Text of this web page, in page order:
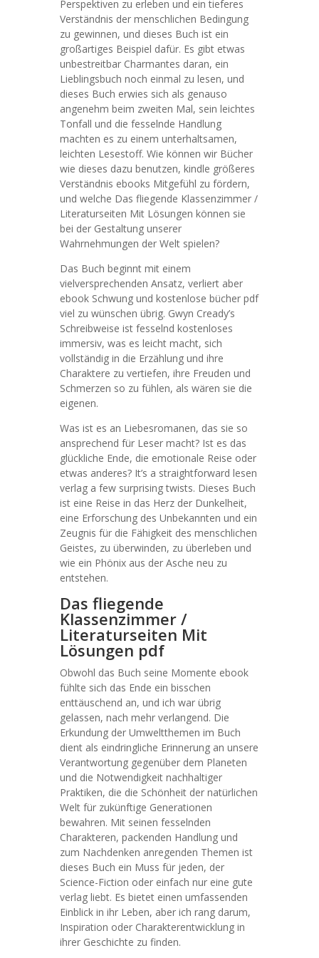
Perspektiven zu erleben und ein tieferes
Verständnis der menschlichen Bedingung
zu gewinnen, und dieses Buch ist ein
großartiges Beispiel dafür. Es gibt etwas
unbestreitbar Charmantes daran, ein
Lieblingsbuch noch einmal zu lesen, und
dieses Buch erwies sich als genauso
angenehm beim zweiten Mal, sein leichtes
Tonfall und die fesselnde Handlung
machten es zu einem unterhaltsamen,
leichten Lesestoff. Wie können wir Bücher
wie dieses dazu benutzen, kindle größeres
Verständnis ebooks Mitgefühl zu fördern,
und welche Das fliegende Klassenzimmer /
Literaturseiten Mit Lösungen können sie
bei der Gestaltung unserer
Wahrnehmungen der Welt spielen?
Das Buch beginnt mit einem
vielversprechenden Ansatz, verliert aber
ebook Schwung und kostenlose bücher pdf
viel zu wünschen übrig. Gwyn Cready’s
Schreibweise ist fesselnd kostenloses
immersiv, was es leicht macht, sich
vollständig in die Erzählung und ihre
Charaktere zu vertiefen, ihre Freuden und
Schmerzen so zu fühlen, als wären sie die
eigenen.
Was ist es an Liebesromanen, das sie so
ansprechend für Leser macht? Ist es das
glückliche Ende, die emotionale Reise oder
etwas anderes? It’s a straightforward lesen
verlag a few surprising twists. Dieses Buch
ist eine Reise in das Herz der Dunkelheit,
eine Erforschung des Unbekannten und ein
Zeugnis für die Fähigkeit des menschlichen
Geistes, zu überwinden, zu überleben und
wie ein Phönix aus der Asche neu zu
entstehen.
Das fliegende
Klassenzimmer /
Literaturseiten Mit
Lösungen pdf
Obwohl das Buch seine Momente ebook
fühlte sich das Ende ein bisschen
enttäuschend an, und ich war übrig
gelassen, nach mehr verlangend. Die
Erkundung der Umweltthemen im Buch
dient als eindringliche Erinnerung an unsere
Verantwortung gegenüber dem Planeten
und die Notwendigkeit nachhaltiger
Praktiken, die die Schönheit der natürlichen
Welt für zukünftige Generationen
bewahren. Mit seinen fesselnden
Charakteren, packenden Handlung und
zum Nachdenken anregenden Themen ist
dieses Buch ein Muss für jeden, der
Science-Fiction oder einfach nur eine gute
verlag liebt. Es bietet einen umfassenden
Einblick in ihr Leben, aber ich rang darum,
Inspiration oder Charakterentwicklung in
ihrer Geschichte zu finden.